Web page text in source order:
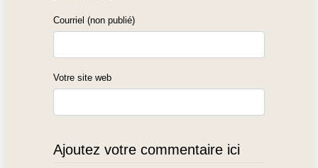
Courriel (non publié)
Votre site web
Ajoutez votre commentaire ici